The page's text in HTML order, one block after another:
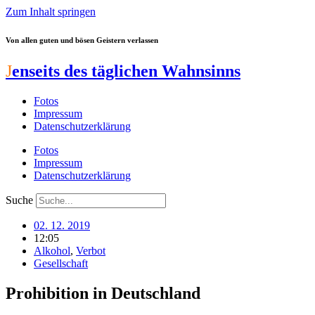
Zum Inhalt springen
Von allen guten und bösen Geistern verlassen
Jenseits des täglichen Wahnsinns
Fotos
Impressum
Datenschutzerklärung
Fotos
Impressum
Datenschutzerklärung
Suche
02. 12. 2019
12:05
Alkohol, Verbot
Gesellschaft
Prohibition in Deutschland